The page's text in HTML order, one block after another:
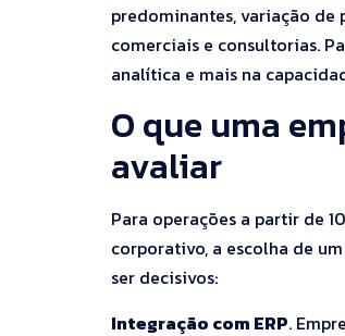
predominantes, variação
comerciais e consultorias.
analítica e mais na
O que uma
avaliar
Para operações a partir de
corporativo, a escolha de
ser decisivos:
Integração com ERP.